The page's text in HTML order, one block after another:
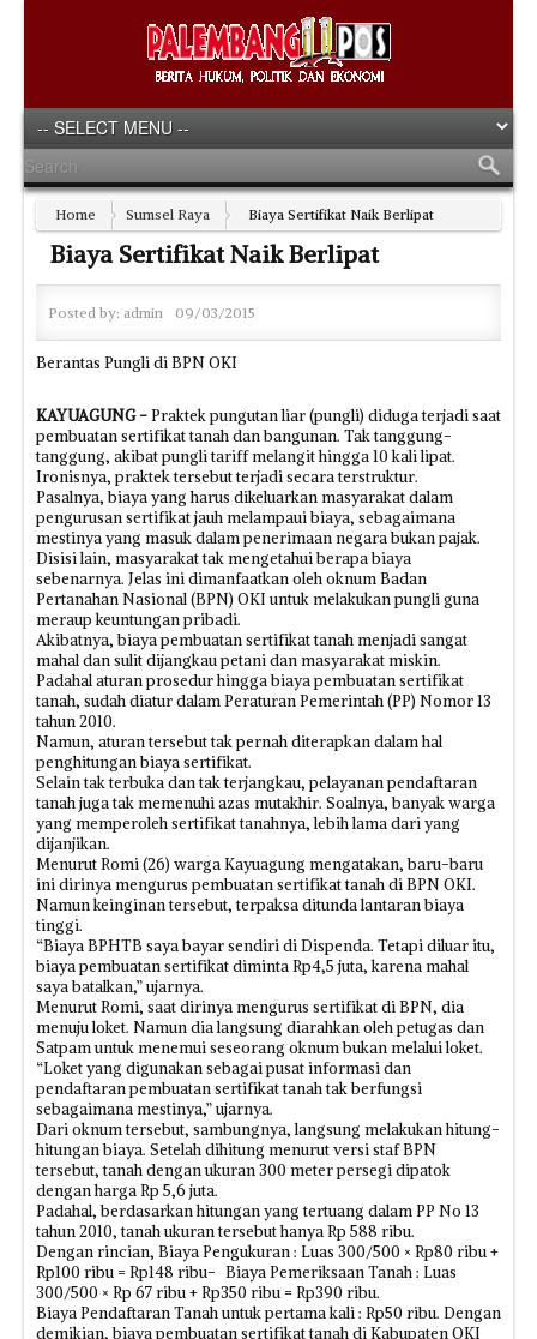
Home Sumsel Raya Biaya Sertifikat Naik Berlipat
Biaya Sertifikat Naik Berlipat
Posted by: admin 09/03/2015
Berantas Pungli di BPN OKI
KAYUAGUNG -Praktek pungutan liar (pungli) diduga terjadi saat
pembuatan sertifikat tanah dan bangunan. Tak tanggung-
tanggung, akibat pungli tariff melangit hingga 10 kali lipat.
Ironisnya, praktek tersebut terjadi secara terstruktur.
Pasalnya, biaya yang harus dikeluarkan masyarakat dalam
pengurusan sertifikat jauh melampaui biaya, sebagaimana
mestinya yang masuk dalam penerimaan negara bukan pajak.
Disisi lain, masyarakat tak mengetahui berapa biaya
sebenarnya. Jelas ini dimanfaatkan oleh oknum Badan
Pertanahan Nasional (BPN) OKI untuk melakukan pungli guna
meraup keuntungan pribadi.
Akibatnya, biaya pembuatan sertifikat tanah menjadi sangat
mahal dan sulit dijangkau petani dan masyarakat miskin.
Padahal aturan prosedur hingga biaya pembuatan sertifikat
tanah, sudah diatur dalam Peraturan Pemerintah (PP) Nomor 13
tahun 2010.
Namun, aturan tersebut tak pernah diterapkan dalam hal
penghitungan biaya sertifikat.
Selain tak terbuka dan tak terjangkau, pelayanan pendaftaran
tanah juga tak memenuhi azas mutakhir. Soalnya, banyak warga
yang memperoleh sertifikat tanahnya, lebih lama dari yang
dijanjikan.
Menurut Romi (26) warga Kayuagung mengatakan, baru-baru
ini dirinya mengurus pembuatan sertifikat tanah di BPN OKI.
Namun keinginan tersebut, terpaksa ditunda lantaran biaya
tinggi.
“Biaya BPHTB saya bayar sendiri di Dispenda. Tetapi diluar itu,
biaya pembuatan sertifikat diminta Rp4,5 juta, karena mahal
saya batalkan,” ujarnya.
Menurut Romi, saat dirinya mengurus sertifikat di BPN, dia
menuju loket. Namun dia langsung diarahkan oleh petugas dan
Satpam untuk menemui seseorang oknum bukan melalui loket.
“Loket yang digunakan sebagai pusat informasi dan
pendaftaran pembuatan sertifikat tanah tak berfungsi
sebagaimana mestinya,” ujarnya.
Dari oknum tersebut, sambungnya, langsung melakukan hitung-
hitungan biaya. Setelah dihitung menurut versi staf BPN
tersebut, tanah dengan ukuran 300 meter persegi dipatok
dengan harga Rp 5,6 juta.
Padahal, berdasarkan hitungan yang tertuang dalam PP No 13
tahun 2010, tanah ukuran tersebut hanya Rp 588 ribu.
Dengan rincian, Biaya Pengukuran : Luas 300/500 × Rp80 ribu +
Rp100 ribu = Rp148 ribu- Biaya Pemeriksaan Tanah : Luas
300/500 × Rp 67 ribu + Rp350 ribu = Rp390 ribu.
Biaya Pendaftaran Tanah untuk pertama kali : Rp50 ribu. Dengan
demikian, biaya pembuatan sertifikat tanah di Kabupaten OKI